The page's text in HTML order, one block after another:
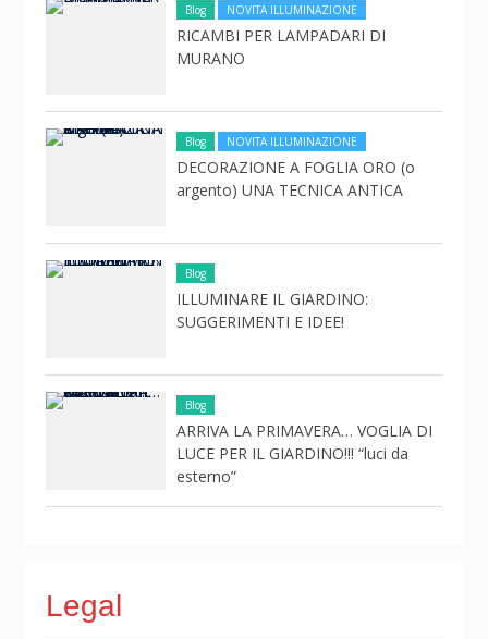
Blog NOVITA ILLUMINAZIONE
RICAMBI PER LAMPADARI DI
MURANO
Blog NOVITA ILLUMINAZIONE
DECORAZIONE A FOGLIA ORO (o
argento) UNA TECNICA ANTICA
Blog
ILLUMINARE IL GIARDINO:
SUGGERIMENTI E IDEE!
Blog
ARRIVA LA PRIMAVERA… VOGLIA DI
LUCE PER IL GIARDINO!!! “luci da
esterno”
Legal